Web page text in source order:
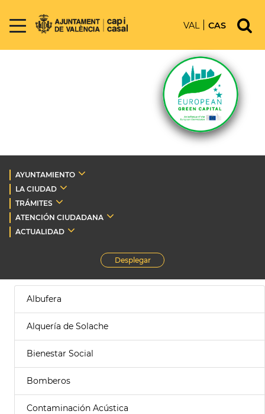
VAL CAS
AYUNTAMIENTO
LA CIUDAD
TRÁMITES
ATENCIÓN CIUDADANA
ACTUALIDAD
Desplegar
Albufera
Alquería de Solache
Bienestar Social
Bomberos
Contaminación Acústica